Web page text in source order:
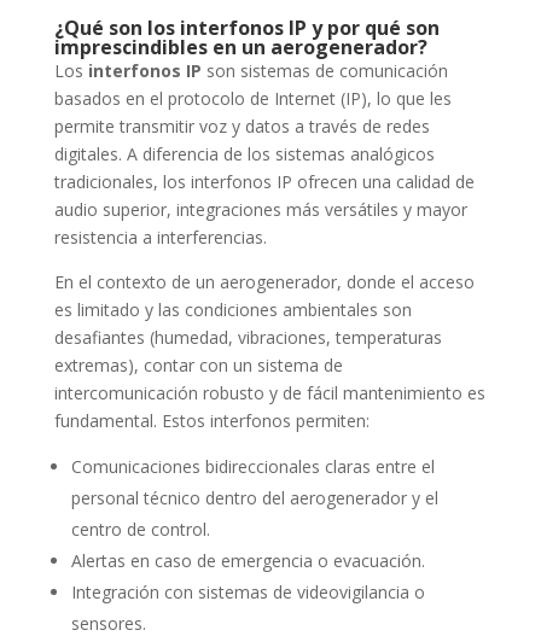
¿Qué son los interfonos IP y por qué son
imprescindibles en un aerogenerador?
Los interfonos IP son sistemas de comunicación
basados en el protocolo de Internet (IP), lo que les
permite transmitir voz y datos a través de redes
digitales. A diferencia de los sistemas analógicos
tradicionales, los interfonos IP ofrecen una calidad de
audio superior, integraciones más versátiles y mayor
resistencia a interferencias.
En el contexto de un aerogenerador, donde el acceso
es limitado y las condiciones ambientales son
desafiantes (humedad, vibraciones, temperaturas
extremas), contar con un sistema de
intercomunicación robusto y de fácil mantenimiento es
fundamental. Estos interfonos permiten:
Comunicaciones bidireccionales claras entre el
personal técnico dentro del aerogenerador y el
centro de control.
Alertas en caso de emergencia o evacuación.
Integración con sistemas de videovigilancia o
sensores.